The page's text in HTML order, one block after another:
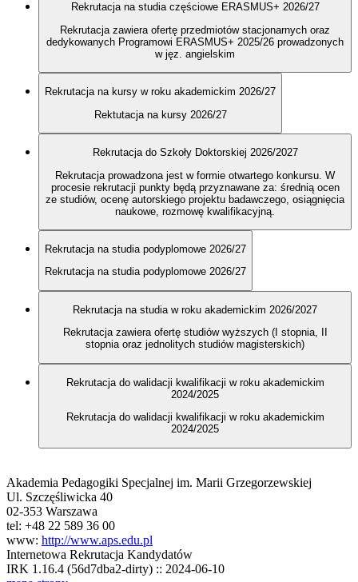
Rekrutacja na studia częściowe ERASMUS+ 2026/27
Rekrutacja zawiera ofertę przedmiotów stacjonarnych oraz
dedykowanych Programowi ERASMUS+ 2025/26 prowadzonych
w jęz. angielskim
Rekrutacja na kursy w roku akademickim 2026/27
Rektutacja na kursy 2026/27
Rekrutacja do Szkoły Doktorskiej 2026/2027
Rekrutacja prowadzona jest w formie otwartego konkursu. W
procesie rekrutacji punkty będą przyznawane za: średnią ocen
ze studiów, ocenę autorskiego projektu badawczego, osiągnięcia
naukowe, rozmowę kwalifikacyjną.
Rekrutacja na studia podyplomowe 2026/27
Rekrutacja na studia podyplomowe 2026/27
Rekrutacja na studia w roku akademickim 2026/2027
Rekrutacja zawiera ofertę studiów wyższych (I stopnia, II
stopnia oraz jednolitych studiów magisterskich)
Rekrutacja do walidacji kwalifikacji w roku akademickim
2024/2025
Rekrutacja do walidacji kwalifikacji w roku akademickim
2024/2025
Akademia Pedagogiki Specjalnej im. Marii Grzegorzewskiej
Ul. Szczęśliwicka 40
02-353 Warszawa
tel: +48 22 589 36 00
www: http://www.aps.edu.pl
Internetowa Rekrutacja Kandydatów
IRK 1.16.4 (56d7dba2-dirty) :: 2024-06-10